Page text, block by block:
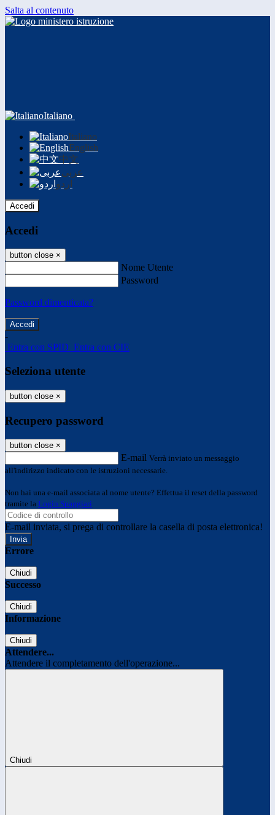
Salta al contenuto
Italiano
Italiano
English
中文
عربى
اردو
Accedi
Accedi
button close ×
Nome Utente
Password
Password dimenticata?
-
Entra con SPID Entra con CIE
Seleziona utente
button close ×
Recupero password
button close ×
E-mail Verrà inviato un messaggio
all'indirizzo indicato con le istruzioni necessarie.
Non hai una e-mail associata al nome utente? Effettua il reset della password
tramite la Login Spaggiari
E-mail inviata, si prega di controllare la casella di posta elettronica!
Errore
Chiudi
Successo
Chiudi
Informazione
Chiudi
Attendere...
Attendere il completamento dell'operazione...
Chiudi